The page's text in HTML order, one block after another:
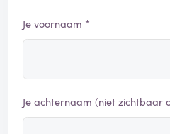
Je voornaam *
Je achternaam (niet zichtbaar